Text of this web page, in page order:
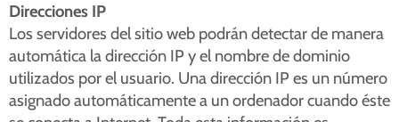
Direcciones IP
Los servidores del sitio web podrán detectar de manera
automática la dirección IP y el nombre de dominio
utilizados por el usuario. Una dirección IP es un número
asignado automáticamente a un ordenador cuando éste